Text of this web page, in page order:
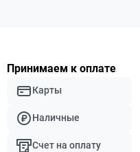
Принимаем к оплате
Карты
Наличные
Счет на оплату